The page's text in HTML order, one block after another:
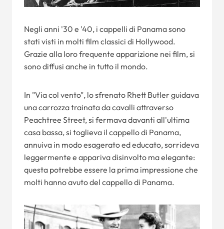
Negli anni '30 e '40, i cappelli di Panama sono
stati visti in molti film classici di Hollywood.
Grazie alla loro frequente apparizione nei film, si
sono diffusi anche in tutto il mondo.
In "Via col vento", lo sfrenato Rhett Butler guidava
una carrozza trainata da cavalli attraverso
Peachtree Street, si fermava davanti all'ultima
casa bassa, si toglieva il cappello di Panama,
annuiva in modo esagerato ed educato, sorrideva
leggermente e appariva disinvolto ma elegante:
questa potrebbe essere la prima impressione che
molti hanno avuto del cappello di Panama.